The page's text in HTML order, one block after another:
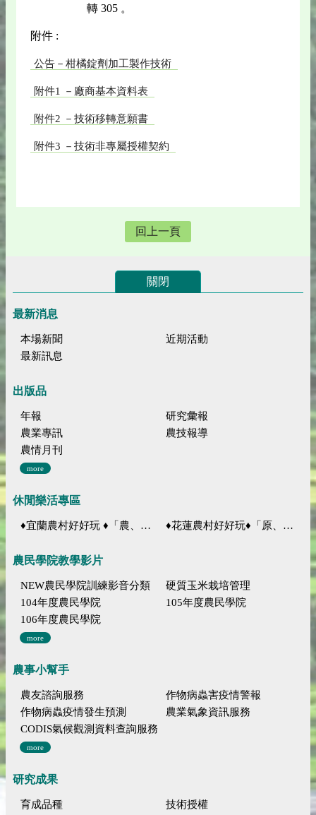
轉 305 。
附件 :
公告－柑橘錠劑加工製作技術
附件1 －廠商基本資料表
附件2 －技術移轉意願書
附件3 －技術非專屬授權契約
回上一頁
關閉
最新消息
本場新聞
近期活動
最新訊息
出版品
年報
研究彙報
農業專訊
農技報導
農情月刊
more
休閒樂活專區
♦宜蘭農村好好玩 ♦「農、藝、山、水」四條遊程推薦 ♦花蓮農村好好玩♦「原、生、慢、活」四條遊程推薦
農民學院教學影片
NEW農民學院訓練影音分類
硬質玉米栽培管理
104年度農民學院
105年度農民學院
106年度農民學院
more
農事小幫手
農友諮詢服務
作物病蟲害疫情警報
作物病蟲疫情發生預測
農業氣象資訊服務
CODIS氣候觀測資料查詢服務
more
研究成果
育成品種 技術授權